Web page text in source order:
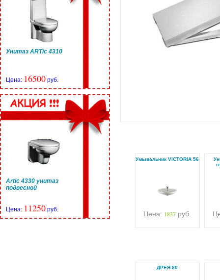
Унитаз ARTic 4310
Цена: 16500 руб.
Artic 4330 унитаз
подвесной
Цена: 11250 руб.
Умывальник VICTORIA 56
Цена: 1837 руб.
ДРЕЯ 80